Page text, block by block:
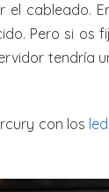
cableado.
Pero si os
con los